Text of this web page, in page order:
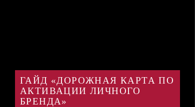
ГАЙД «ДОРОЖНАЯ КАРТА ПО
АКТИВАЦИИ ЛИЧНОГО
БРЕНДА»